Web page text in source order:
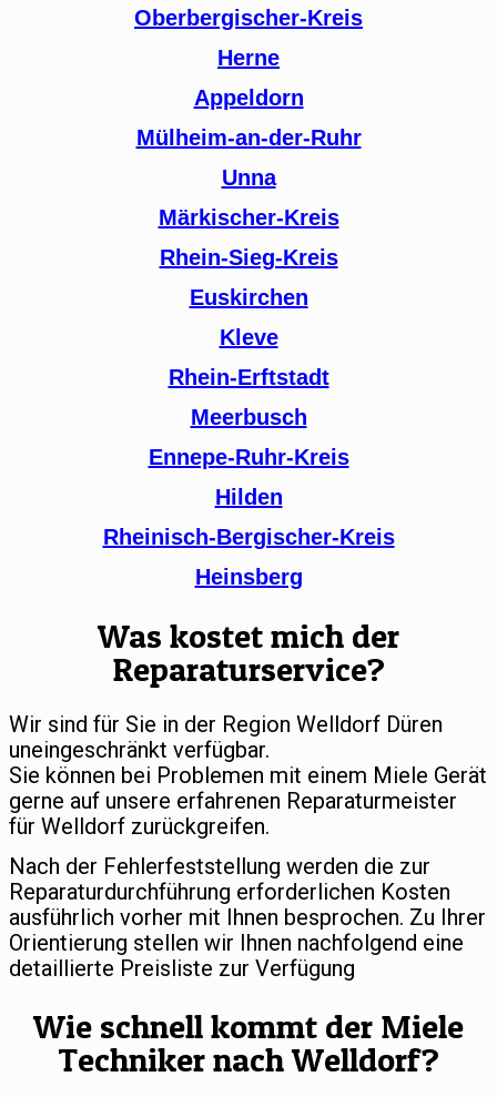
Oberbergischer-Kreis
Herne
Appeldorn
Mülheim-an-der-Ruhr
Unna
Märkischer-Kreis
Rhein-Sieg-Kreis
Euskirchen
Kleve
Rhein-Erftstadt
Meerbusch
Ennepe-Ruhr-Kreis
Hilden
Rheinisch-Bergischer-Kreis
Heinsberg
Was kostet mich der
Reparaturservice?
Wir sind für Sie in der Region Welldorf Düren
uneingeschränkt verfügbar.
Sie können bei Problemen mit einem Miele Gerät
gerne auf unsere erfahrenen Reparaturmeister
für Welldorf zurückgreifen.
Nach der Fehlerfeststellung werden die zur
Reparaturdurchführung erforderlichen Kosten
ausführlich vorher mit Ihnen besprochen. Zu Ihrer
Orientierung stellen wir Ihnen nachfolgend eine
detaillierte Preisliste zur Verfügung
Wie schnell kommt der Miele
Techniker nach Welldorf?